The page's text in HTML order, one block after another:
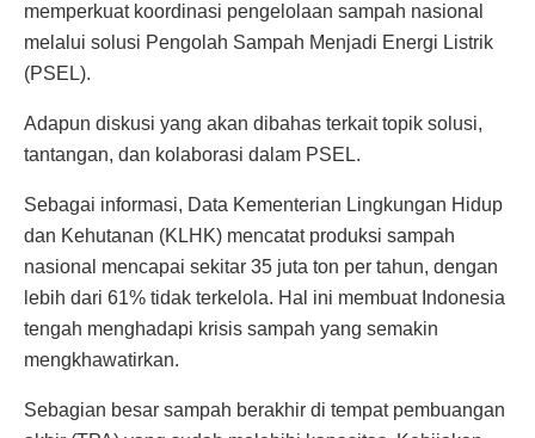
memperkuat koordinasi pengelolaan sampah nasional
melalui solusi Pengolah Sampah Menjadi Energi Listrik
(PSEL).
Adapun diskusi yang akan dibahas terkait topik solusi,
tantangan, dan kolaborasi dalam PSEL.
Sebagai informasi, Data Kementerian Lingkungan Hidup
dan Kehutanan (KLHK) mencatat produksi sampah
nasional mencapai sekitar 35 juta ton per tahun, dengan
lebih dari 61% tidak terkelola. Hal ini membuat Indonesia
tengah menghadapi krisis sampah yang semakin
mengkhawatirkan.
Sebagian besar sampah berakhir di tempat pembuangan